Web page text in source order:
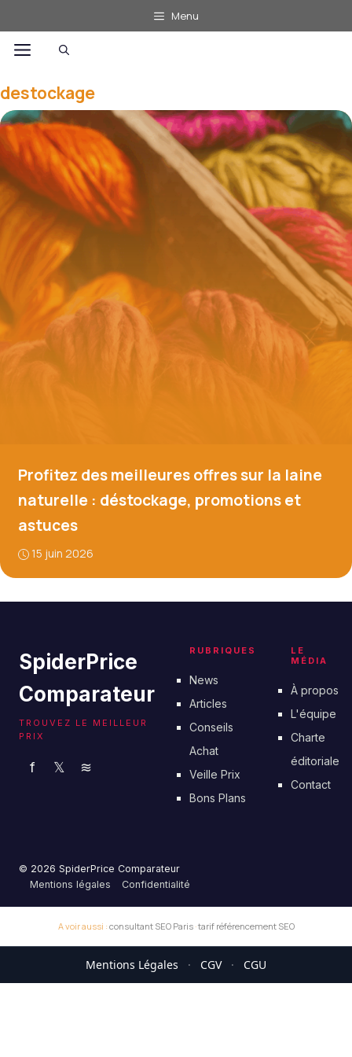
au
contenu
Menu
Menu
destockage
Profitez des meilleures offres sur la laine
naturelle : déstockage, promotions et
astuces
15 juin 2026
SpiderPrice
Comparateur
TROUVEZ LE MEILLEUR
PRIX
f 𝕏 ≋
RUBRIQUES
News
Articles
Conseils
Achat
Veille Prix
Bons Plans
LE
MÉDIA
À propos
L'équipe
Charte
éditoriale
Contact
© 2026 SpiderPrice Comparateur
Mentions légales
Confidentialité
A voir aussi : consultant SEO Paris·tarif référencement SEO
Mentions Légales · CGV · CGU